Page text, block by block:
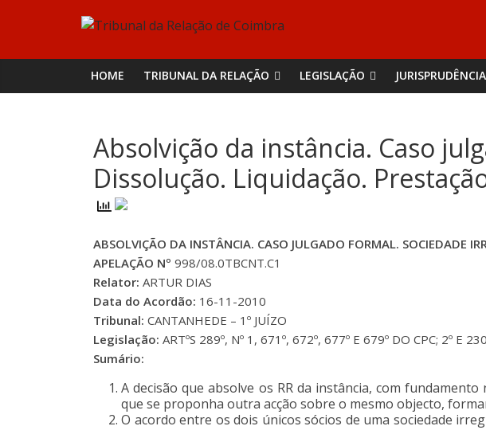
Tribunal
da
Relação
de
Coimbra
HOME TRIBUNAL DA RELAÇÃO LEGISLAÇÃO JURISPRUDÊNCIA
Absolvição da instância. Caso
Dissolução. Liquidação.
ABSOLVIÇÃO DA INSTÂNCIA. CASO JULGADO FORMAL. SOCIEDADE
APELAÇÃO Nº 998/08.0TBCNT.C1
Relator: ARTUR DIAS
Data do Acordão: 16-11-2010
Tribunal: CANTANHEDE – 1º JUÍZO
Legislação: ARTºS 289º, Nº 1, 671º, 672º, 677º E 679º DO CPC; 2º E
Sumário:
A decisão que absolve os RR da instância, com
que se proponha outra acção sobre o mesmo objecto,
O acordo entre os dois únicos sócios de uma sociedade